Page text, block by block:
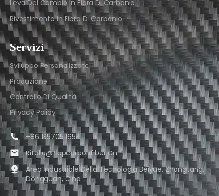
Leva Del Cambio In Fibra Di Carbonio
Rivestimento In Fibra Di Carbonio
Servizi
Sviluppo Personalizzato
Produzione
Controllo Di Qualità
Privacy Policy
+86 13570511654
Ritaliu@topcarbonfiber.cn
Area Industriale Della Tecnologia Beiyue, Zhongtang,
Dongguan, Cina